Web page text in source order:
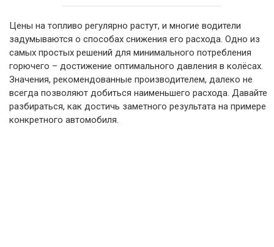
Цены на топливо регулярно растут, и многие водители
задумываются о способах снижения его расхода. Одно из
самых простых решений для минимального потребления
горючего – достижение оптимального давления в колёсах.
Значения, рекомендованные производителем, далеко не
всегда позволяют добиться наименьшего расхода. Давайте
разбираться, как достичь заметного результата на примере
конкретного автомобиля.